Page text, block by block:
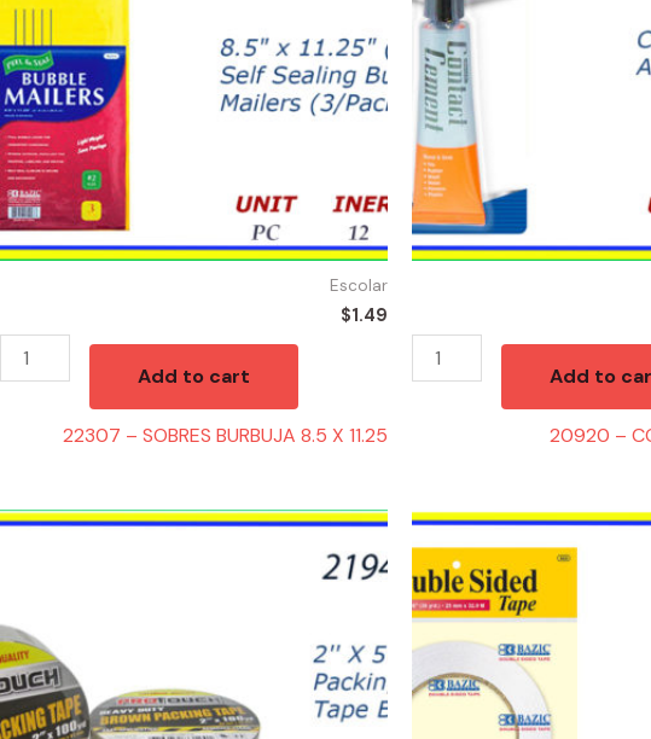
Escolar
$1.49
8.5
X
11.25
quantity
Add to cart
22307 – SOBRES BURBUJA 8.5 X 11.25
quantity
Add to
20920 –
21943
BROWN
(1)
quantity
21875
-
MASKING
TAPE
DOBLE
LADO